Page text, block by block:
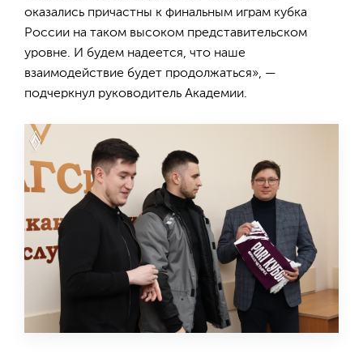
оказались причастны к финальным играм кубка
России на таком высоком представительском
уровне. И будем надеется, что наше
взаимодействие будет продолжаться», —
подчеркнул руководитель Академии.